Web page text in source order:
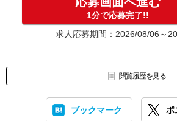
1分で応募完了!!
求人応募期間：2026/08/06～
閲覧履歴を見る
ブックマーク ポ